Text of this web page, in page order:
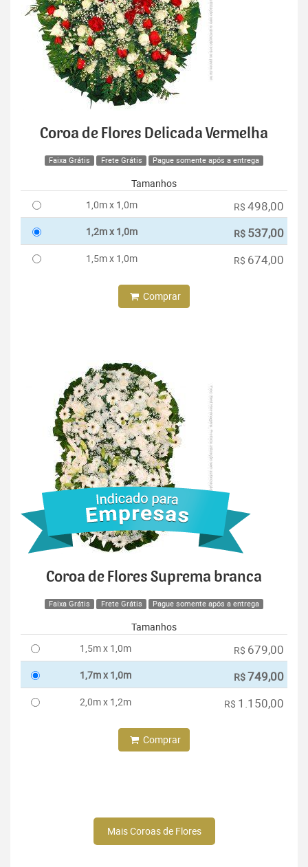
Coroa de Flores Delicada Vermelha
Faixa Grátis Frete Grátis Pague somente após a entrega
Tamanhos
1,0m x 1,0m
R$ 498,00
1,2m x 1,0m R$ 537,00
1,5m x 1,0m R$ 674,00
Comprar
Coroa de Flores Suprema branca
Faixa Grátis Frete Grátis Pague somente após a entrega
Tamanhos
1,5m x 1,0m
R$ 679,00
1,7m x 1,0m R$749,00
2,0m x 1,2m R$ 1.150,00
Comprar
Mais Coroas de Flores